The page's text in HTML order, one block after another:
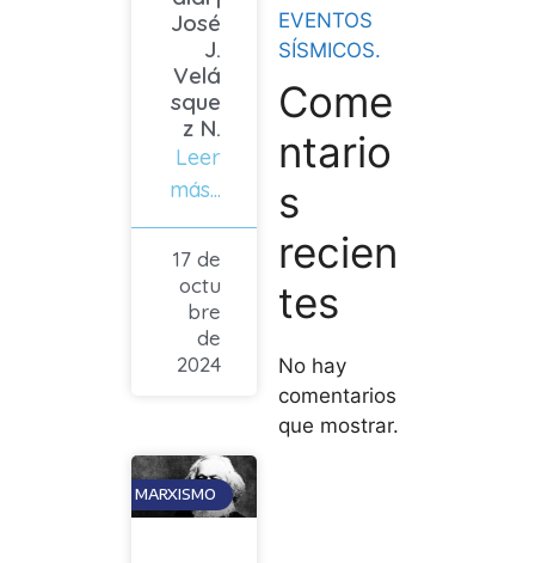
EVENTOS
SÍSMICOS.
Come
ntario
s
recien
tes
No hay
comentarios
que mostrar.
José
J.
Velá
sque
z N.
Leer
más...
17 de
octu
bre
de
2024
MARXISMO